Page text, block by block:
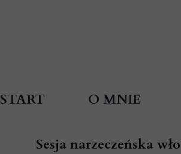
START O MNIE
Sesja narzeczeńska